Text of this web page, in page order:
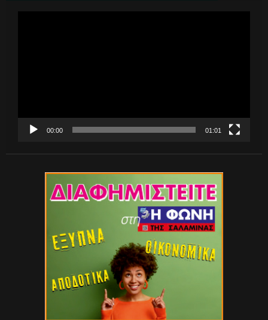
00:00 01:01